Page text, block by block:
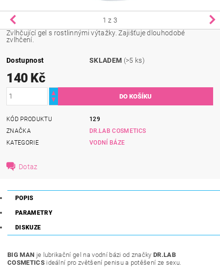
1 z 3
Zvlhčující gel s rostlinnými výtažky. Zajišťuje dlouhodobé
zvlhčení.
Dostupnost SKLADEM (>5 ks)
140 Kč
KÓD PRODUKTU
129
ZNAČKA
DR.LAB COSMETICS
KATEGORIE
VODNÍ BÁZE
Dotaz
POPIS
PARAMETRY
DISKUZE
BIG MAN je lubrikační gel na vodní bázi od značkyDR.LAB
COSMETICS ideální pro zvětšení penisu a potěšení ze sexu.